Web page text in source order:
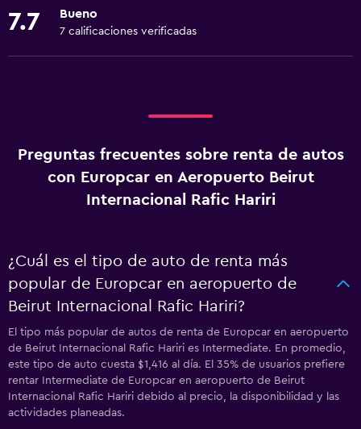
7.7 Bueno
7 calificaciones verificadas
Preguntas frecuentes sobre renta de autos
con Europcar en Aeropuerto Beirut
Internacional Rafic Hariri
¿Cuál es el tipo de auto de renta más
popular de Europcar en aeropuerto de
Beirut Internacional Rafic Hariri?
El tipo más popular de autos de renta de Europcar en aeropuerto
de Beirut Internacional Rafic Hariri es Intermediate. En promedio,
este tipo de auto cuesta $1,416 al día. El 35% de usuarios prefiere
rentar Intermediate de Europcar en aeropuerto de Beirut
Internacional Rafic Hariri debido al precio, la disponibilidad y las
actividades planeadas.